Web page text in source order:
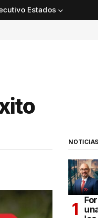
Estados